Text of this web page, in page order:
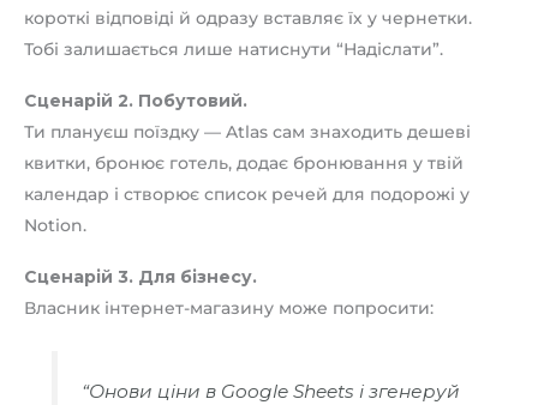
короткі відповіді й одразу вставляє їх у чернетки.
Тобі залишається лише натиснути “Надіслати”.
Сценарій 2. Побутовий.
Ти плануєш поїздку — Atlas сам знаходить дешеві
квитки, бронює готель, додає бронювання у твій
календар і створює список речей для подорожі у
Notion.
Сценарій 3. Для бізнесу.
Власник інтернет-магазину може попросити:
“Онови ціни в Google Sheets і згенеруй